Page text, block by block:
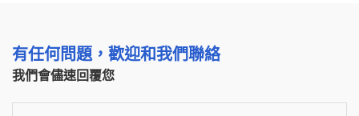
有任何問題，歡迎和我們聯絡
我們會儘速回覆您